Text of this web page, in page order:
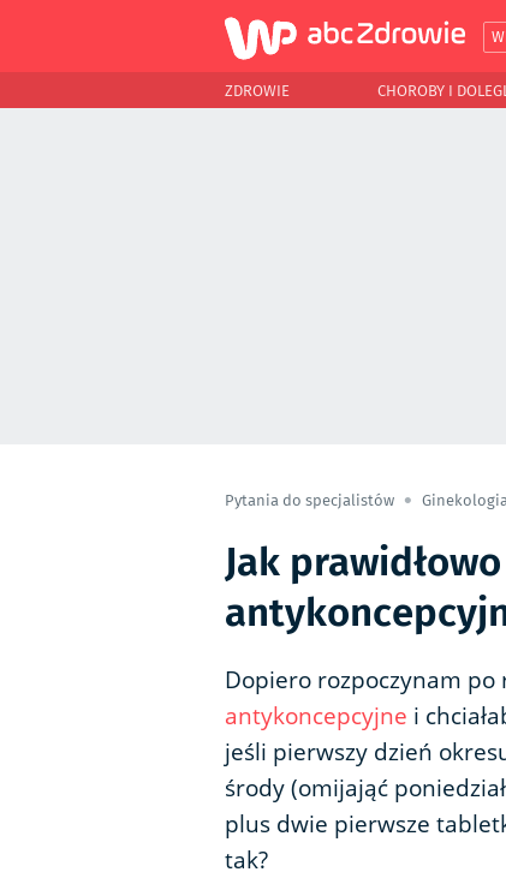
ZDROWIE CHOROBY I
Pytania do specjalistów
Jak
Dopiero rozpoczynam po
antykoncepcyjne i
jeśli pierwszy dzień
środy (omijająć
plus dwie pierwsze
tak?